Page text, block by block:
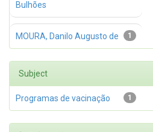
Bulhões
1
MOURA, Danilo Augusto de
Subject
1
Programas de vacinação